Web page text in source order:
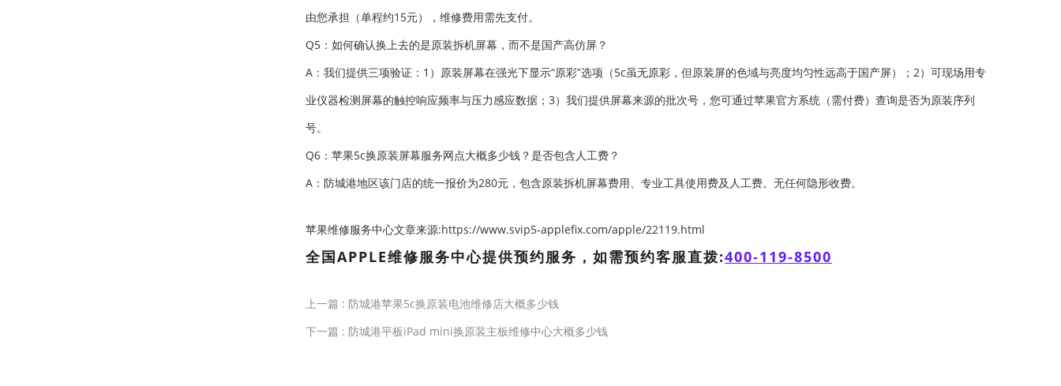
由您承担（单程约15元），维修费用需先支付。
Q5：如何确认换上去的是原装拆机屏幕，而不是国产高仿屏？
A：我们提供三项验证：1）原装屏幕在强光下显示“原彩”选项（5c虽无原彩，但原装屏的色域与亮度均匀性远高于国产屏）；2）可现场用专
业仪器检测屏幕的触控响应频率与压力感应数据；3）我们提供屏幕来源的批次号，您可通过苹果官方系统（需付费）查询是否为原装序列
号。
Q6：苹果5c换原装屏幕服务网点大概多少钱？是否包含人工费？
A：防城港地区该门店的统一报价为280元，包含原装拆机屏幕费用、专业工具使用费及人工费。无任何隐形收费。
苹果维修服务中心文章来源:https://www.svip5-applefix.com/apple/22119.html
全国APPLE维修服务中心提供预约服务，如需预约客服直拨:400-119-8500
上一篇 : 防城港苹果5c换原装电池维修店大概多少钱
下一篇 : 防城港平板iPad mini换原装主板维修中心大概多少钱